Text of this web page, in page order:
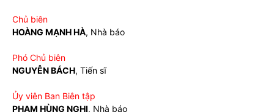
Chủ biên
HOÀNG MẠNH HÀ, Nhà báo
Phó Chủ biên
NGUYỄN BÁCH, Tiến sĩ
Ủy viên Ban Biên tập
PHẠM HÙNG NGHỊ, Nhà báo